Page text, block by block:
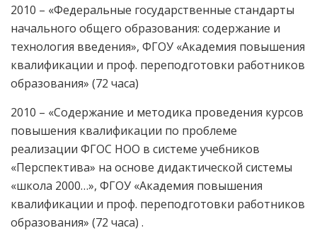
2010 – «Федеральные государственные стандарты
начального общего образования: содержание и
технология введения», ФГОУ «Академия повышения
квалификации и проф. переподготовки работников
образования» (72 часа)
2010 – «Содержание и методика проведения курсов
повышения квалификации по проблеме
реализации ФГОС НОО в системе учебников
«Перспектива» на основе дидактической системы
«школа 2000…», ФГОУ «Академия повышения
квалификации и проф. переподготовки работников
образования» (72 часа) .